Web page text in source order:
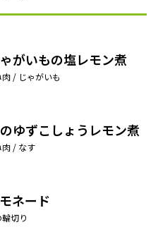
がいもの塩レモン煮
/ じゃがいも
ゆずこしょうレモン煮
肉 / なす
ネード
切り